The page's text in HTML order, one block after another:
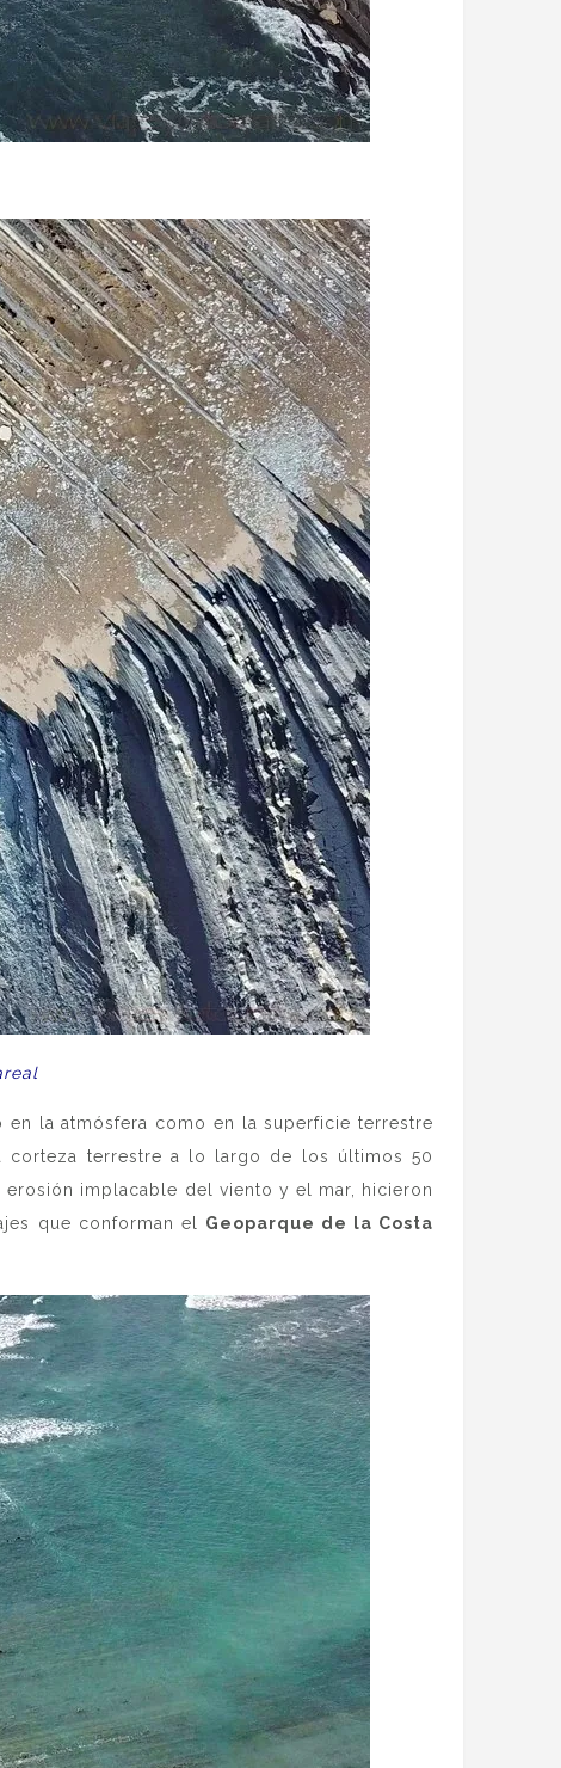
la atmósfera como en la superficie terrestre
corteza terrestre a lo largo de los últimos 50
implacable del viento y el mar, hicieron
que conforman el Geoparque de la Costa